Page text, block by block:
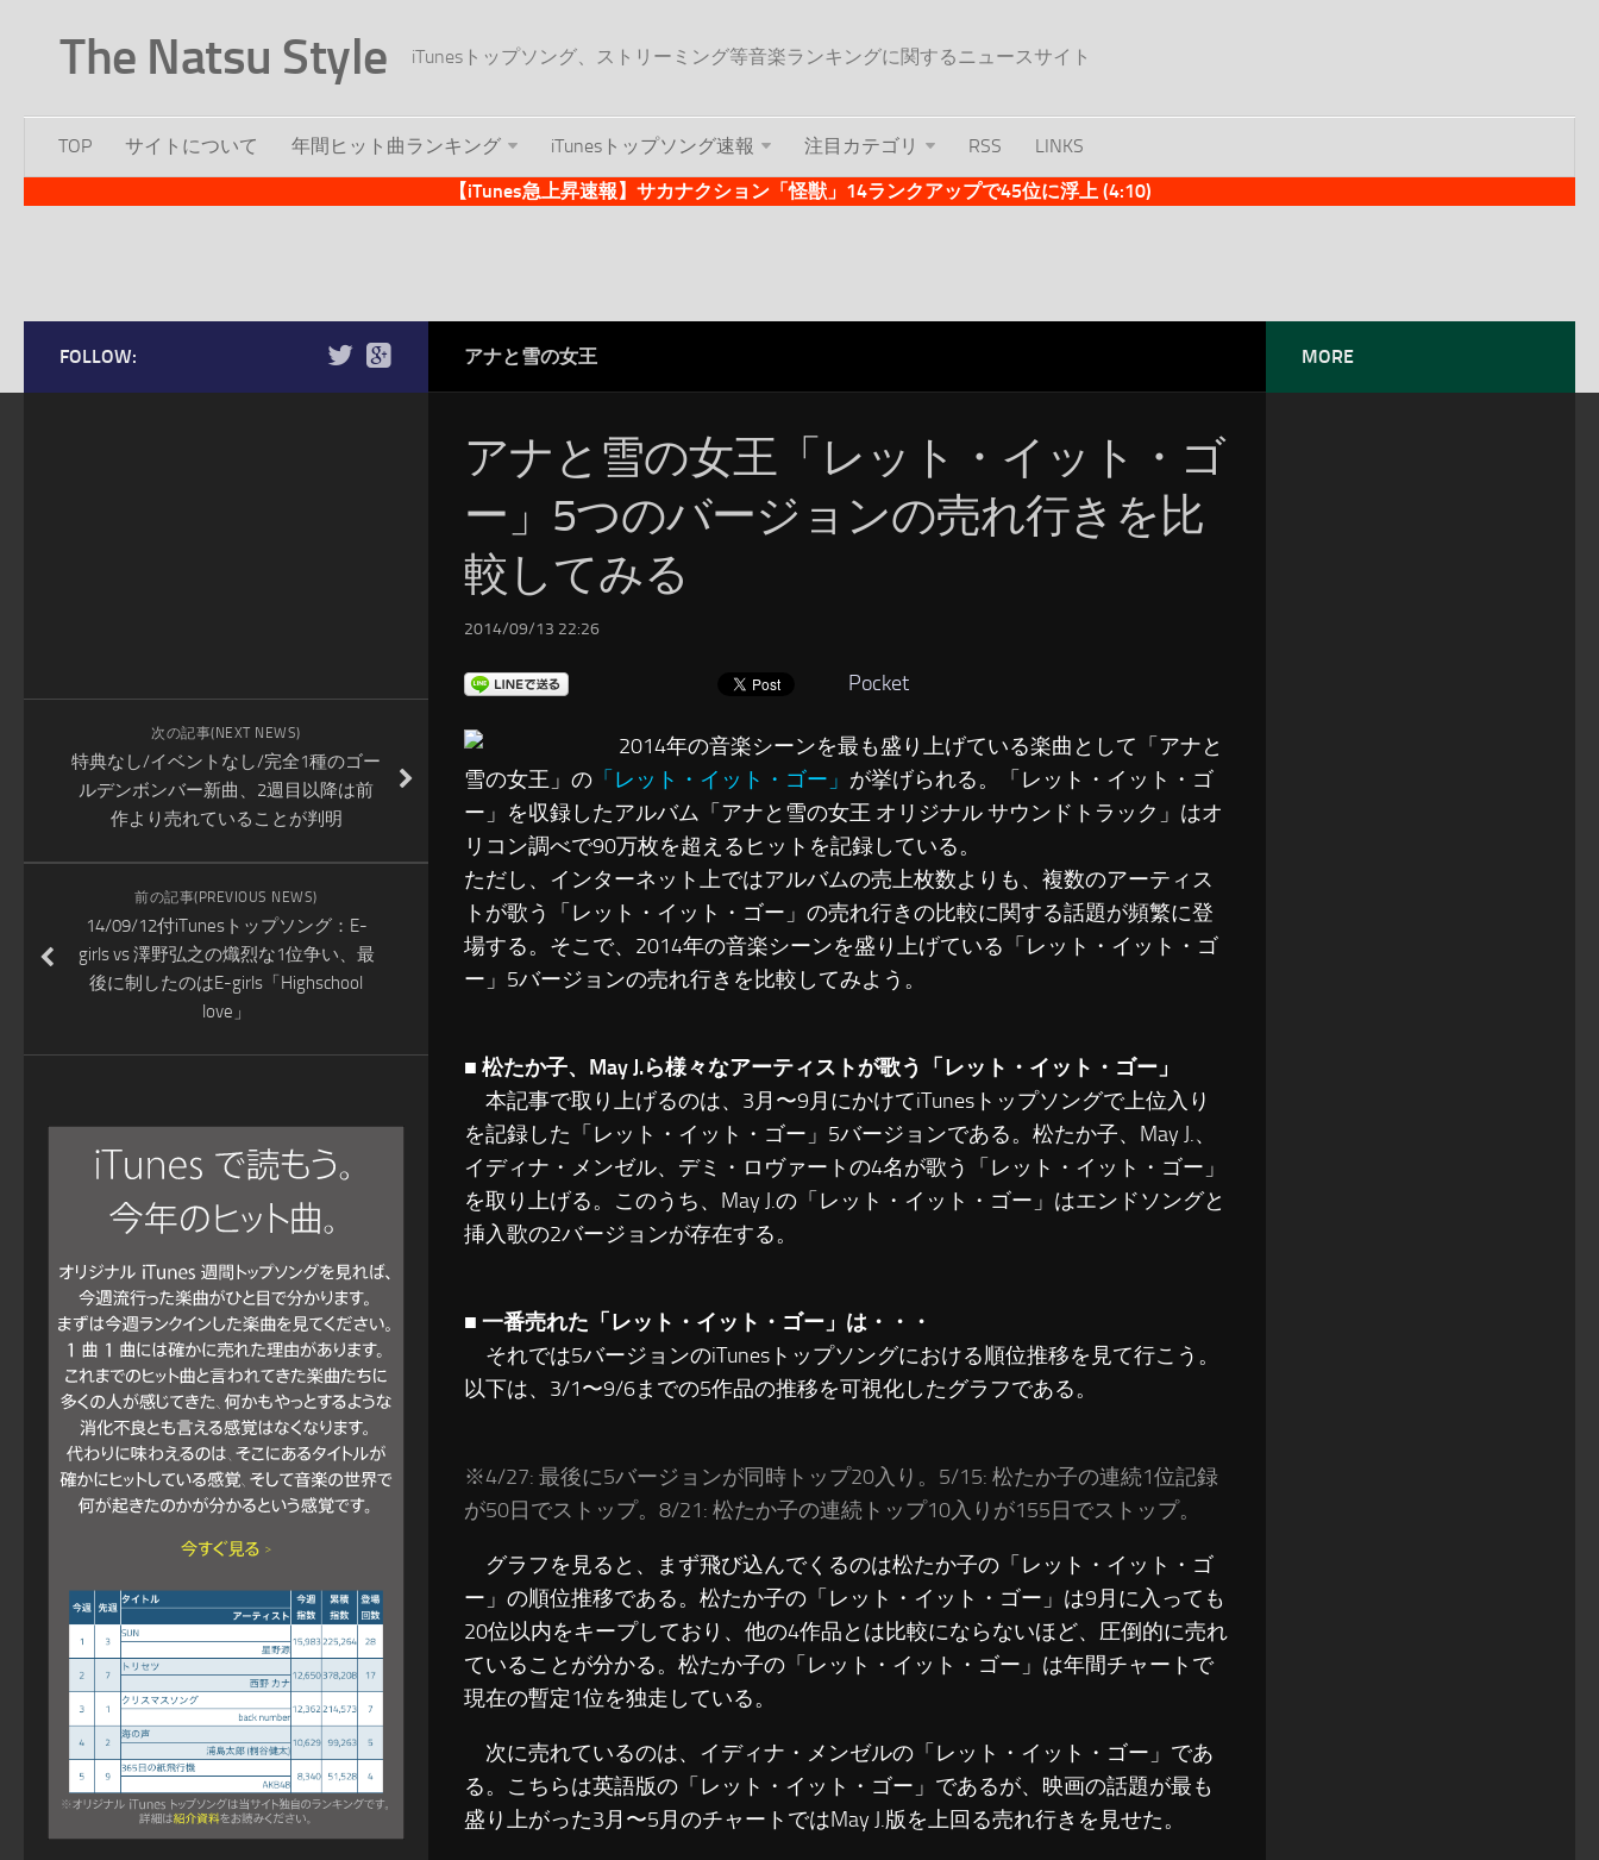
The Natsu Style iTunesトップソング、ストリーミング等音楽ランキングに関するニュースサイト
TOP サイトについて 年間ヒット曲ランキング iTunesトップソング速報 注目カテゴリ RSS
LINKS
【iTunes急上昇速報】サカナクション「怪獣」14ランクアップで45位に浮上 (4:10)
アナと雪の女王
アナと雪の女王「レット・イット・ゴ
ー」5つのバージョンの売れ行きを比
較してみる
2014/09/13 22:26
Pocket
2014年の音楽シーンを最も盛り上げている楽曲として「アナと
雪の女王」の 「レット・イット・ゴー」 が挙げられる。「レット・イット・ゴ
ー」を収録したアルバム「アナと雪の女王 オリジナル サウンドトラック」はオ
リコン調べで90万枚を超えるヒットを記録している。
ただし、インターネット上ではアルバムの売上枚数よりも、複数のアーティス
トが歌う「レット・イット・ゴー」の売れ行きの比較に関する話題が頻繁に登
場する。そこで、2014年の音楽シーンを盛り上げている「レット・イット・ゴ
ー」5バージョンの売れ行きを比較してみよう。
■ 松たか子、May J.ら様々なアーティストが歌う「レット・イット・ゴー」
本記事で取り上げるのは、3月〜9月にかけてiTunesトップソングで上位入り
を記録した「レット・イット・ゴー」5バージョンである。松たか子、May J.、
イディナ・メンゼル、デミ・ロヴァートの4名が歌う「レット・イット・ゴー」
を取り上げる。このうち、May J.の「レット・イット・ゴー」はエンドソングと
挿入歌の2バージョンが存在する。
■ 一番売れた「レット・イット・ゴー」は・・・
それでは5バージョンのiTunesトップソングにおける順位推移を見て行こう。
以下は、3/1〜9/6までの5作品の推移を可視化したグラフである。
※4/27: 最後に5バージョンが同時トップ20入り。5/15: 松たか子の連続1位記録
が50日でストップ。8/21: 松たか子の連続トップ10入りが155日でストップ。
グラフを見ると、まず飛び込んでくるのは松たか子の「レット・イット・ゴ
ー」の順位推移である。松たか子の「レット・イット・ゴー」は9月に入っても
20位以内をキープしており、他の4作品とは比較にならないほど、圧倒的に売れ
ていることが分かる。松たか子の「レット・イット・ゴー」は年間チャートで
現在の暫定1位を独走している。
次に売れているのは、イディナ・メンゼルの「レット・イット・ゴー」であ
る。こちらは英語版の「レット・イット・ゴー」であるが、映画の話題が最も
盛り上がった3月〜5月のチャートではMay J.版を上回る売れ行きを見せた。
FOLLOW:
次の記事(NEXT NEWS)
特典なし/イベントなし/完全1種のゴー
ルデンボンバー新曲、2週目以降は前
作より売れていることが判明
前の記事(PREVIOUS NEWS)
14/09/12付iTunesトップソング：E-
girls vs 澤野弘之の熾烈な1位争い、最
後に制したのはE-girls「Highschool
love」
MORE